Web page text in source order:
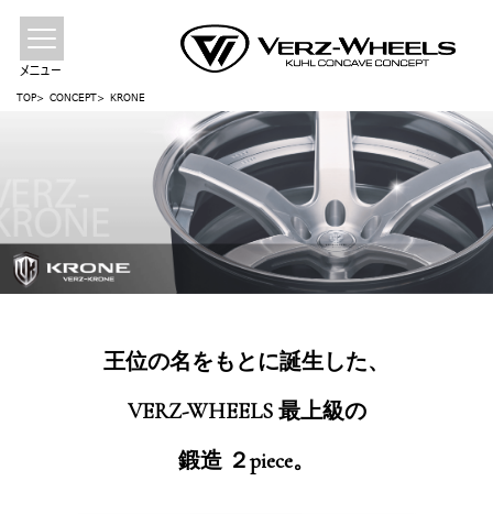
メニュー
TOP CONCEPT KRONE
王位の名をもとに誕生した、
VERZ-WHEELS 最上級の
鍛造 ２piece。